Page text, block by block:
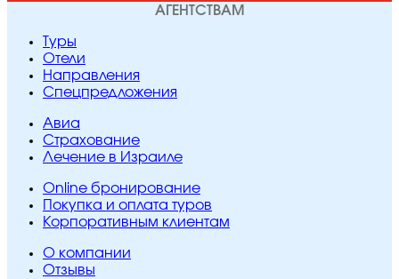
АГЕНТСТВАМ
Туры
Отели
Направления
Спецпредложения
Авиа
Страхование
Лечение в Израиле
Online бронирование
Покупка и оплата туров
Корпоративным клиентам
O компании
Отзывы